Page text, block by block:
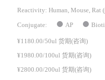
Reactivity: Human, Mouse, Rat
Conjugate: AP
¥1180.00/50ul 货期(咨询)
¥1980.00/100ul 货期(咨询)
¥2800.00/200ul 货期(咨询)